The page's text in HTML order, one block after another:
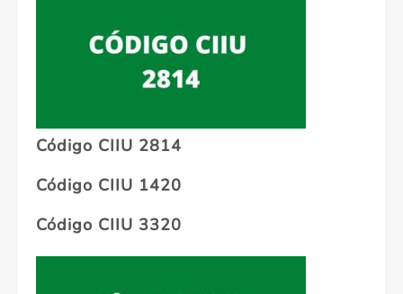
Código CIIU 2814
Código CIIU 1420
Código CIIU 3320